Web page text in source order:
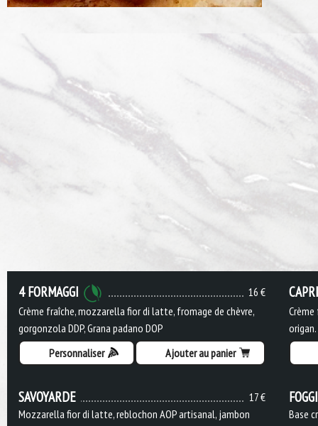
16 €
4 FORMAGGI
Crème fraîche, mozzarella fior di latte, fromage de chèvre,
gorgonzola DDP, Grana padano DOP
Personnaliser
Ajouter au panier
origan.
17 €
SAVOYARDE
Mozzarella fior di latte, reblochon AOP artisanal, jambon
Base